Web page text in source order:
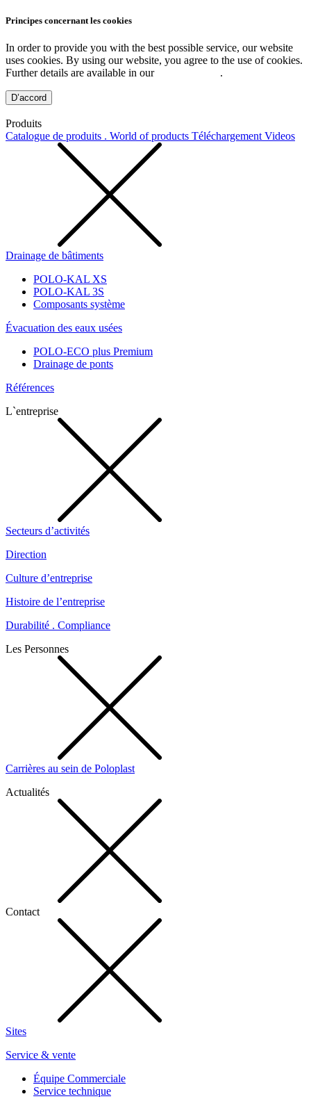
Principes concernant les cookies
In order to provide you with the best possible service, our website
uses cookies. By using our website, you agree to the use of cookies.
Further details are available in our
.
D’accord
Produits
Catalogue de produits . World of products Téléchargement Videos
Drainage de bâtiments
POLO-KAL XS
POLO-KAL 3S
Composants système
Évacuation des eaux usées
POLO-ECO plus Premium
Drainage de ponts
Références
L`entreprise
Secteurs d’activités
Direction
Culture d’entreprise
Histoire de l’entreprise
Durabilité . Compliance
Les Personnes
Carrières au sein de Poloplast
Actualités
Contact
Sites
Service & vente
Équipe Commerciale
Service technique